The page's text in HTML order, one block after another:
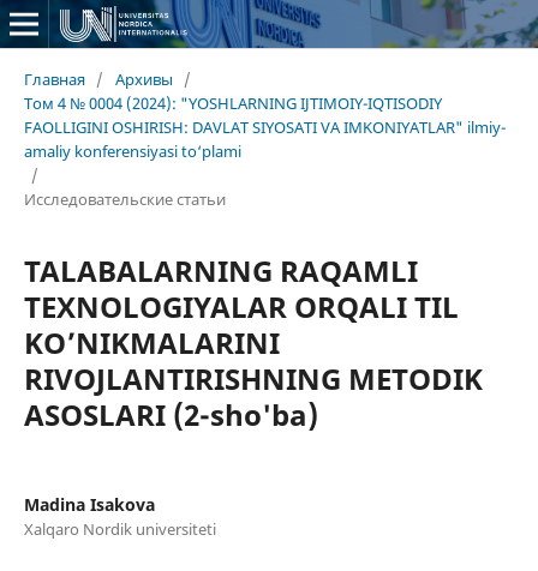
Главная / Архивы
/
Том 4 № 0004 (2024): "YOSHLARNING IJTIMOIY-IQTISODIY
FAOLLIGINI OSHIRISH: DAVLAT SIYOSATI VA IMKONIYATLAR" ilmiy-
amaliy konferensiyasi to‘plami
/
Исследовательские статьи
TALABALARNING RAQAMLI
TEXNOLOGIYALAR ORQALI TIL
KO’NIKMALARINI
RIVOJLANTIRISHNING METODIK
ASOSLARI (2-sho'ba)
Madina Isakova
Xalqaro Nordik universiteti